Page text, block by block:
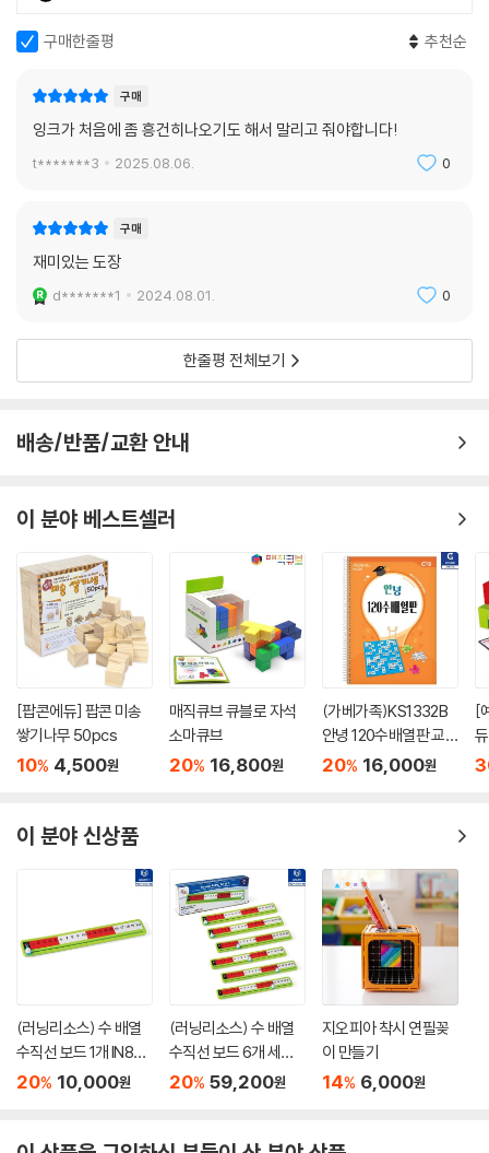
구매한줄평 추천순
구매
잉크가 처음에 좀 흥건히나오기도 해서 말리고 줘야합니다!
t*******3 2025.08.06. 0
구매
재미있는 도장
d*******1 2024.08.01. 0
한줄평 전체보기
배송/반품/교환 안내
이 분야 베스트셀러
[팝콘에듀] 팝콘 미송
쌓기나무 50pcs
10% 4,500원
매직큐브 큐블로 자석
소마큐브
20% 16,800원
(가베가족)KS1332B
안녕 120수배열판 교
재
20% 16,000원
[
(
이 분야 신상품
(러닝리소스) 수 배열
수직선 보드 1개 IN868
85-1
20% 10,000원
(러닝리소스) 수 배열
수직선 보드 6개 세트 I
N86885
20% 59,200원
지오피아 착시 연필꽂
이 만들기
14% 6,000원